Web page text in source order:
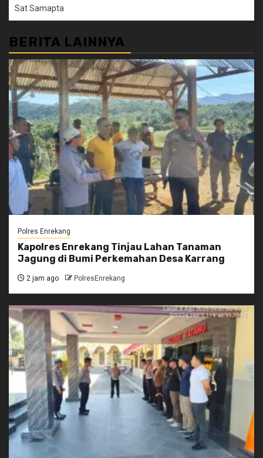
Sat Samapta
BERITA LAINNYA
Polres Enrekang
Kapolres Enrekang Tinjau Lahan Tanaman
Jagung di Bumi Perkemahan Desa Karrang
2 jam ago PolresEnrekang